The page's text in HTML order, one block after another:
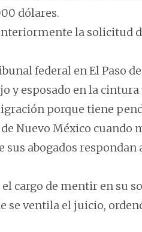
dólares.
la solicitud
federal en El Paso
y esposado en la cintura
porque tiene
Nuevo México cuando
abogados respondan
el cargo de mentir en su
se ventila el juicio,